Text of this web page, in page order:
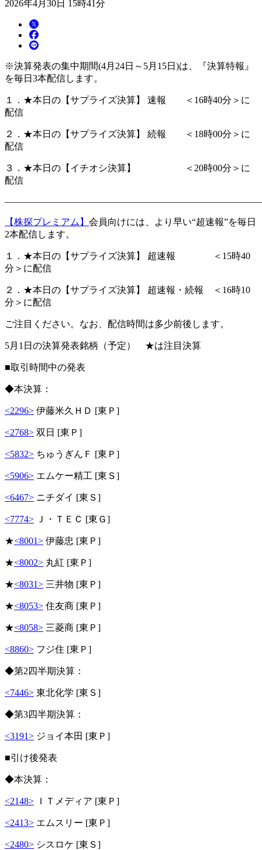
2026年4月30日 15時41分
※決算発表の集中期間(4月24日～5月15日)は、『決算特報』
を毎日3本配信します。
１．★本日の【サプライズ決算】 速報 ＜16時40分＞に
配信
２．★本日の【サプライズ決算】 続報 ＜18時00分＞に
配信
３．★本日の【イチオシ決算】 ＜20時00分＞に
配信
【株探プレミアム】 会員向けには、より早い“超速報”を毎日
2本配信します。
１．★本日の【サプライズ決算】 超速報 ＜15時40
分＞に配信
２．★本日の【サプライズ決算】 超速報・続報 ＜16時10
分＞に配信
ご注目ください。なお、配信時間は多少前後します。
5月1日の決算発表銘柄（予定） ★は注目決算
■取引時間中の発表
◆本決算：
<2296> 伊藤米久ＨＤ [東Ｐ]
<2768> 双日 [東Ｐ]
<5832> ちゅうぎんＦ [東Ｐ]
<5906> エムケー精工 [東Ｓ]
<6467> ニチダイ [東Ｓ]
<7774> Ｊ・ＴＥＣ [東Ｇ]
★<8001> 伊藤忠 [東Ｐ]
★<8002> 丸紅 [東Ｐ]
★<8031> 三井物 [東Ｐ]
★<8053> 住友商 [東Ｐ]
★<8058> 三菱商 [東Ｐ]
<8860> フジ住 [東Ｐ]
◆第2四半期決算：
<7446> 東北化学 [東Ｓ]
◆第3四半期決算：
<3191> ジョイ本田 [東Ｐ]
■引け後発表
◆本決算：
<2148> ＩＴメディア [東Ｐ]
<2413> エムスリー [東Ｐ]
<2480> シスロケ [東Ｓ]